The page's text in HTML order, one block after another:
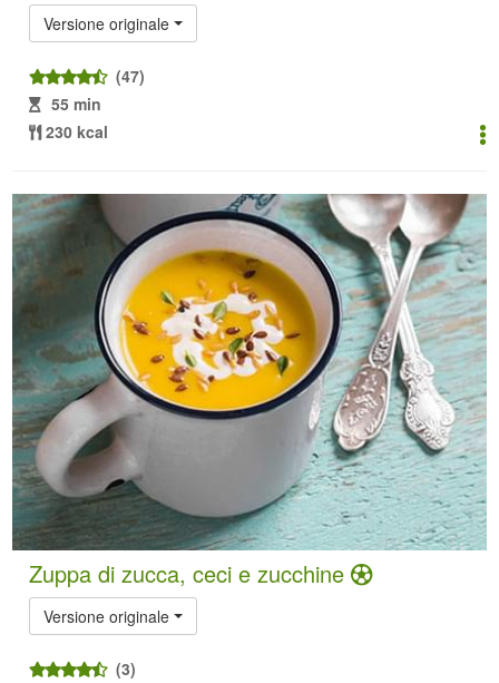
Versione originale
(47)
55 min
230 kcal
Zuppa di zucca, ceci e zucchine
Versione originale
(3)